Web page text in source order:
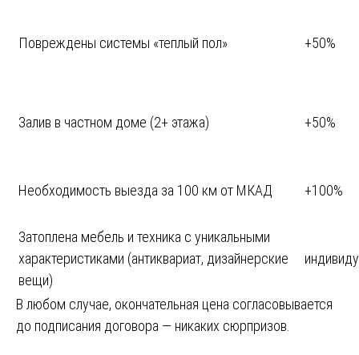
Повреждены системы «теплый пол» +50%
Залив в частном доме (2+ этажа) +50%
Необходимость выезда за 100 км от МКАД +100%
Затоплена мебель и техника с уникальными
характеристиками (антиквариат, дизайнерские
вещи)
В любом случае, окончательная цена согласовывается
до подписания договора — никаких сюрпризов.